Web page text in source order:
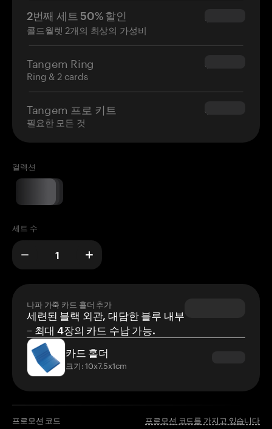
2번째 세트 50% 할인
콜드월렛 2개의 최상의 가성비
$34.95
Tangem Ring
Ring & 2 cards
$160.00
Tangem 프로 키트
필요한 모든 것
$180.00
컬렉션
세트 수
나파 가죽 카드 홀더 추가
세련된 블랙 외관, 대담한 블루 내부
– 최대 4장의 카드 수납 가능.
카드 홀더
크기: 10x7.5x1cm
프로모션 코드 프로모션 코드를 가지고 있습니다